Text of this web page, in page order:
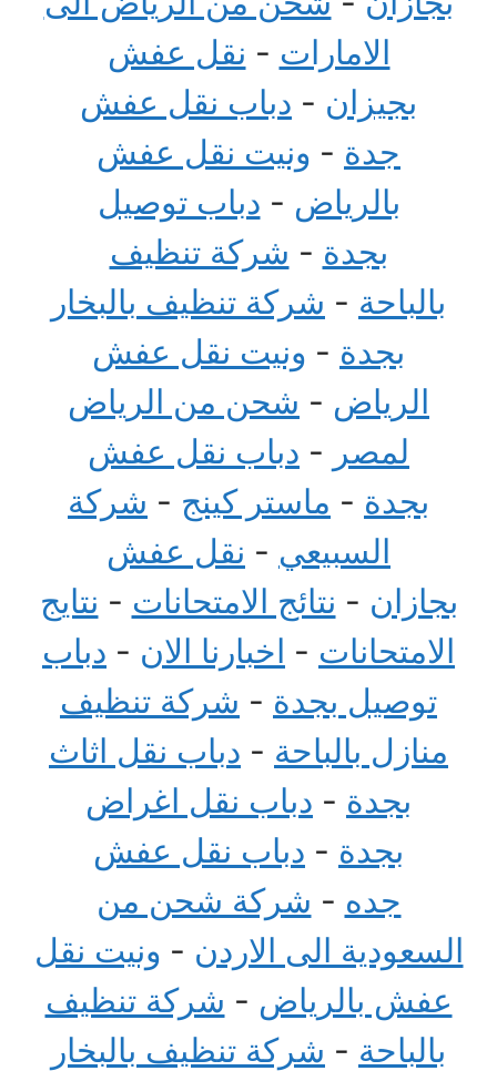
الامارات - نقل عفش
بجيزان - دباب نقل عفش
جدة - ونيت نقل عفش
بالرياض - دباب توصيل
بجدة - شركة تنظيف
بالباحة - شركة تنظيف بالبخار
بجدة - ونيت نقل عفش
الرياض - شحن من الرياض
لمصر - دباب نقل عفش
بجدة - ماستر كينج - شركة
السبيعي - نقل عفش
بجازان - نتائج الامتحانات - نتايج
الامتحانات - اخبارنا الان - دباب
توصيل بجدة - شركة تنظيف
منازل بالباحة - دباب نقل اثاث
بجدة - دباب نقل اغراض
بجدة - دباب نقل عفش
جده - شركة شحن من
السعودية الى الاردن - ونيت نقل
عفش بالرياض - شركة تنظيف
بالباحة - شركة تنظيف بالبخار